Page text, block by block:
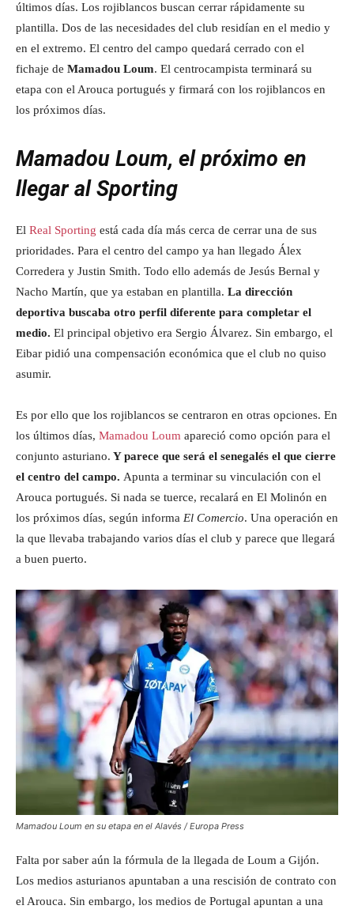
últimos días. Los rojiblancos buscan cerrar rápidamente su
plantilla. Dos de las necesidades del club residían en el medio y
en el extremo. El centro del campo quedará cerrado con el
fichaje de Mamadou Loum. El centrocampista terminará su
etapa con el Arouca portugués y firmará con los rojiblancos en
los próximos días.
Mamadou Loum, el próximo en
llegar al Sporting
El Real Sporting está cada día más cerca de cerrar una de sus
prioridades. Para el centro del campo ya han llegado Álex
Corredera y Justin Smith. Todo ello además de Jesús Bernal y
Nacho Martín, que ya estaban en plantilla. La dirección
deportiva buscaba otro perfil diferente para completar el
medio. El principal objetivo era Sergio Álvarez. Sin embargo, el
Eibar pidió una compensación económica que el club no quiso
asumir.
Es por ello que los rojiblancos se centraron en otras opciones. En
los últimos días, Mamadou Loum apareció como opción para el
conjunto asturiano. Y parece que será el senegalés el que cierre
el centro del campo. Apunta a terminar su vinculación con el
Arouca portugués. Si nada se tuerce, recalará en El Molinón en
los próximos días, según informa El Comercio. Una operación en
la que llevaba trabajando varios días el club y parece que llegará
a buen puerto.
Mamadou Loum en su etapa en el Alavés / Europa Press
Falta por saber aún la fórmula de la llegada de Loum a Gijón.
Los medios asturianos apuntaban a una rescisión de contrato con
el Arouca. Sin embargo, los medios de Portugal apuntan a una